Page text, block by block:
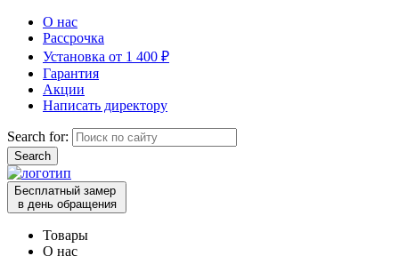
О нас
Рассрочка
Установка от 1 400 ₽
Гарантия
Акции
Написать директору
Search for:
Бесплатный замер
в день обращения
Товары
О нас